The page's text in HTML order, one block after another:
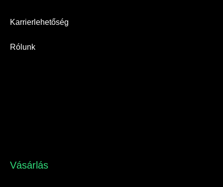
Karrierlehetőség
Rólunk
Vásárlás​